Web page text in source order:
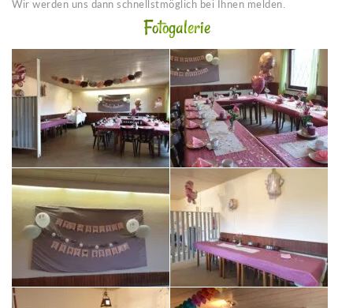
Wir werden uns dann schnellstmöglich bei Ihnen melden.
Fotogalerie